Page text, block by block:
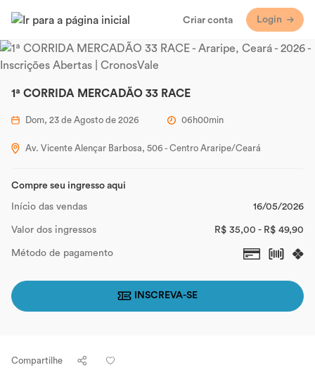
Criar conta Login
1ª CORRIDA MERCADÃO 33 RACE
Dom, 23 de Agosto de 2026 06h00min
Av. Vicente Alençar Barbosa, 506 - Centro Araripe/Ceará
Compre seu ingresso aqui
Início das vendas 16/05/2026
Valor dos ingressos R$ 35,00 - R$ 49,90
Método de pagamento
INSCREVA-SE
Compartilhe